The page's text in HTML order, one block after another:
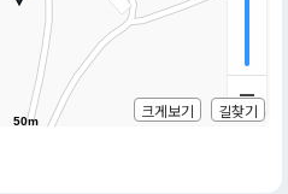
50m
크게보기 길찾기